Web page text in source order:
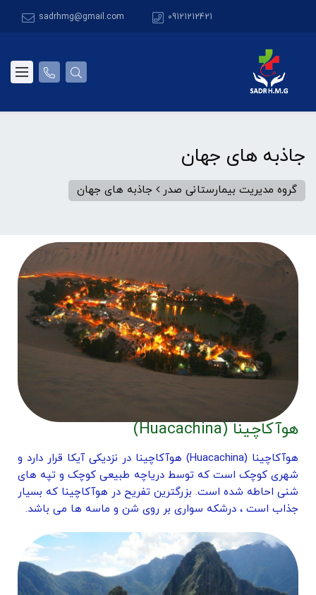
09121212421
sadrhmg@gmail.com
جاذبه های جهان
گروه مدیریت بیمارستانی صدر جاذبه های جهان
هوآکاچینا (Huacachina)
هوآکاچینا (Huacachina) هوآکاچینا در نزدیکی آیکا قرار دارد و
شهری کوچک است که توسط دریاچه طبیعی کوچک و تپه های
شنی احاطه شده است. بزرگترین تفریح در هوآکاچینا که بسیار
جذاب است ، درشکه سواری بر روی شن و ماسه ها می باشد.